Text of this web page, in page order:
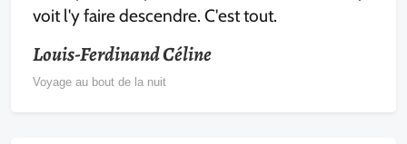
voit l'y faire descendre. C'est tout.
Louis-Ferdinand Céline
Voyage au bout de la nuit